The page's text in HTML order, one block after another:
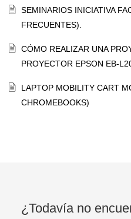
SEMINARIOS INICIATIVA
FRECUENTES).
CÓMO REALIZAR UNA
PROYECTOR EPSON EB-
LAPTOP MOBILITY CART
CHROMEBOOKS)
¿Todavía no